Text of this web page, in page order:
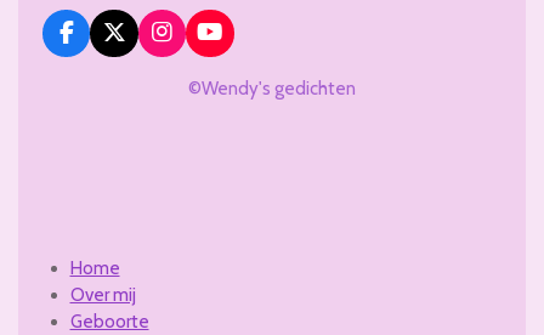
F
a
X
I
n
Y
o
u
©Wendy's gedichten
Home
Over mij
Geboorte